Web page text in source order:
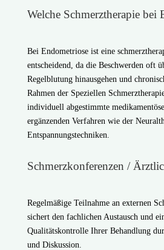
Welche Schmerztherapie bei
Bei Endometriose ist eine
entscheidend, da die Beschwerden oft
Regelblutung hinausgehen und
Rahmen der Speziellen
individuell abgestimmte
ergänzenden Verfahren wie der
Entspannungstechniken.
Schmerzkonferenzen /
Regelmäßige Teilnahme an externen
sichert den fachlichen Austausch und
Qualitätskontrolle Ihrer Behandlung
und Diskussion.